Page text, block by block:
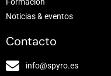
Noticias & eventos
Contacto
info@spyro.es